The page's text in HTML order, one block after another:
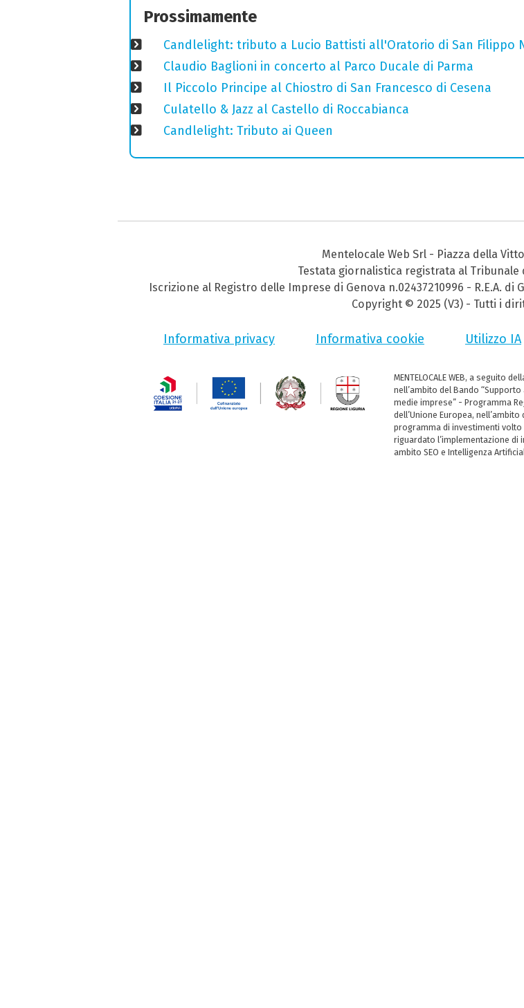
Prossimamente
Candlelight: tributo a Lucio Battisti all'Oratorio di San Filippo
Claudio Baglioni in concerto al Parco Ducale di Parma
Il Piccolo Principe al Chiostro di San Francesco di Cesena
Culatello & Jazz al Castello di Roccabianca
Candlelight: Tributo ai Queen
Mentelocale Web Srl - Piazza della
Testata giornalistica registrata al Tribunale
Iscrizione al Registro delle Imprese di Genova n.02437210996 - R.E.A. di
Copyright © 2025 (V3) - Tutti i
Informativa privacy Informativa cookie Utilizzo IA
MENTELOCALE WEB, a seguito
nell’ambito del Bando
medie imprese” - Programma
dell’Unione Europea, nell’ambito
programma di investimenti volto
riguardato l’implementazione
ambito SEO e Intelligenza